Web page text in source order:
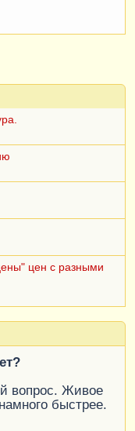
цен с разными
вопрос. Живое
быстрее.